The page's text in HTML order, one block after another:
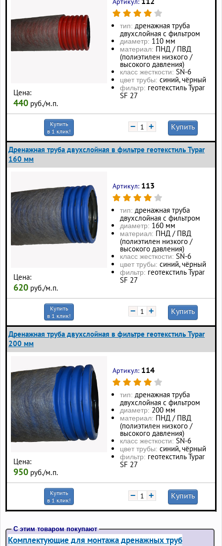
Цена:
440 руб./м.п.
тип: дренажная труба
двухслойная с фильтром
диаметр: 110 мм
материал: ПНД / ПВД
(полиэтилен низкого /
высокого давления)
класс жесткости: SN-6
цвет трубы: синий, чёрный
фильтр: геотекстиль Typar
SF 27
Купить
в 1 клик!
− + Купить
Дренажная труба двухслойная в фильтре геотекстиль Typar
160 мм
Цена:
620 руб./м.п.
Артикул: 113
тип: дренажная труба
двухслойная с фильтром
диаметр: 160 мм
материал: ПНД / ПВД
(полиэтилен низкого /
высокого давления)
класс жесткости: SN-6
цвет трубы: синий, чёрный
фильтр: геотекстиль Typar
SF 27
Купить
в 1 клик!
− + Купить
Дренажная труба двухслойная в фильтре геотекстиль Typar
200 мм
Цена:
950 руб./м.п.
Артикул: 114
тип: дренажная труба
двухслойная с фильтром
диаметр: 200 мм
материал: ПНД / ПВД
(полиэтилен низкого /
высокого давления)
класс жесткости: SN-6
цвет трубы: синий, чёрный
фильтр: геотекстиль Typar
SF 27
Купить
в 1 клик!
− + Купить
С этим товаром покупают
Комплектующие для монтажа дренажных труб